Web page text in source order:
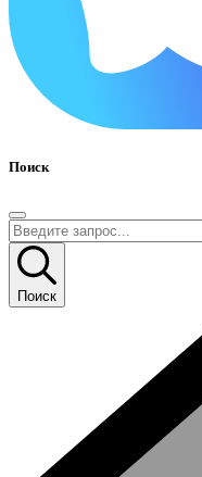
Поиск
Поиск